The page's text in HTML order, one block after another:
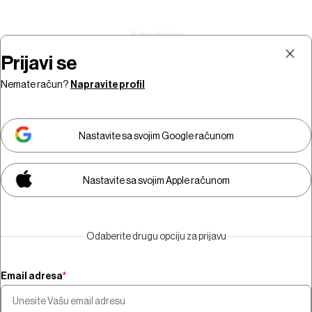
Morate biti pretplatnik da biste
gledali video sadržaj.
Pretplatite se
Prijavi se
Nemate račun? Napravite profil
Nastavite sa svojim Google računom
Nastavite sa svojim Apple računom
Odaberite drugu opciju za prijavu
Email adresa*